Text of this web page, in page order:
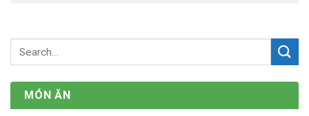
MÓN ĂN